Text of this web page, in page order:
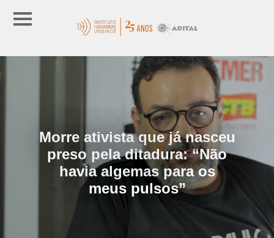
Morre ativista que já nasceu
preso pela ditadura: “Não
havia algemas para os
meus pulsos”